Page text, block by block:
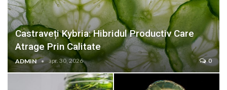
Castraveți Kybria: Hibridul Productiv Care
Atrage Prin Calitate
ADMIN apr. 30, 2026 0